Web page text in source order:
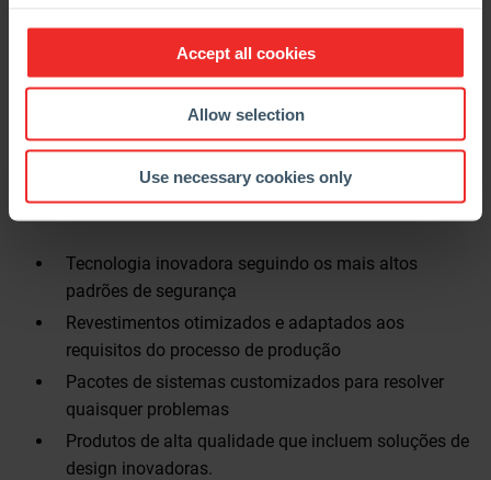
Accept all cookies
Allow selection
Use necessary cookies only
Serviço em toda a cadeia para o gerenciamento
refratário completo: cooperação constante,
intensiva e a longo prazo, caracterizada por um
objetivo comum
OFERECEMOS:
Tecnologia inovadora seguindo os mais altos
padrões de segurança
Revestimentos otimizados e adaptados aos
requisitos do processo de produção
Pacotes de sistemas customizados para resolver
quaisquer problemas
Produtos de alta qualidade que incluem soluções de
design inovadoras.